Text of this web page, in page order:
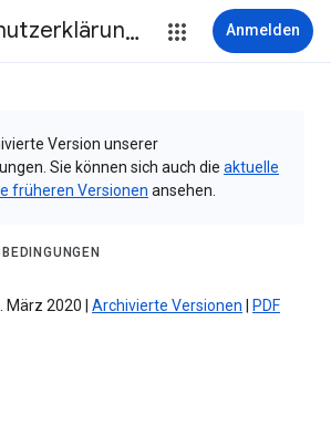
Datenschutzerklärung & Nutzungsbedingungen Anmelden
Version unserer
Sie können sich auch die aktuelle
früheren Versionen ansehen.
2020 | Archivierte Versionen
PDF